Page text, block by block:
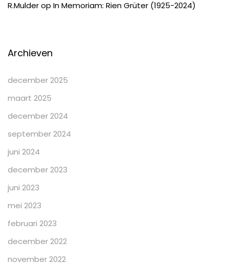
R.Mulderop In Memoriam: Rien Grüter (1925-2024)
Archieven
december 2025
maart 2025
december 2024
september 2024
juni 2024
december 2023
juni 2023
mei 2023
februari 2023
december 2022
november 2022